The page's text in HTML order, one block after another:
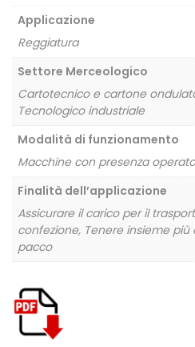
Applicazione
Reggiatura
Settore Merceologico
Cartotecnico e cartone
Tecnologico industriale
Modalità di funzionamento
Macchine con presenza
Finalità dell’applicazione
Assicurare il carico per il
confezione, Tenere insieme
pacco